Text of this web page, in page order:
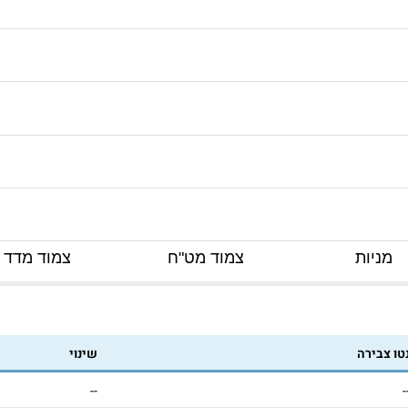
צמוד מדד צמוד מט"ח מניות
צבירה
שינוי
--